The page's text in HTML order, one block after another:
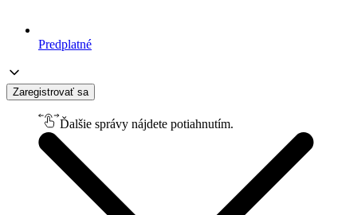
Predplatné
Zaregistrovať sa
Ďalšie správy nájdete potiahnutím.